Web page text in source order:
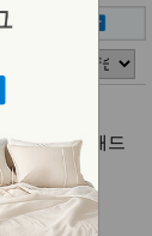
아사 항균 패드